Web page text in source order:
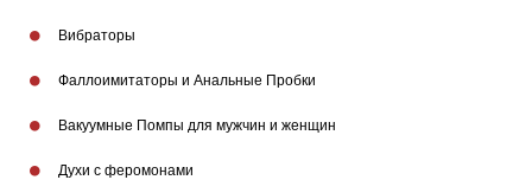
Вибраторы
Фаллоимитаторы и Анальные Пробки
Вакуумные Помпы для мужчин и женщин
Духи с феромонами